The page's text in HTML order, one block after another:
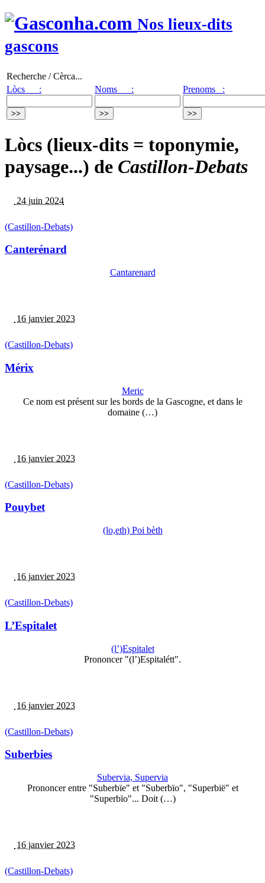
Nos lieux-dits
gascons
Recherche / Cèrca...
Lòcs :
Noms : Prenoms :
Lòcs (lieux-dits = toponymie,
paysage...) de Castillon-Debats
24 juin 2024
(Castillon-Debats)
Canterénard
Cantarenard
16 janvier 2023
(Castillon-Debats)
Mérix
Meric
Ce nom est présent sur les bords de la Gascogne, et dans le
domaine (…)
16 janvier 2023
(Castillon-Debats)
Pouybet
(lo,eth) Poi bèth
16 janvier 2023
(Castillon-Debats)
L’Espitalet
(l’)Espitalet
Prononcer "(l’)Espitalétt".
16 janvier 2023
(Castillon-Debats)
Suberbies
Subervia, Supervia
Prononcer entre "Suberbïe" et "Suberbïo", "Superbië" et
"Superbïo"... Doit (…)
16 janvier 2023
(Castillon-Debats)